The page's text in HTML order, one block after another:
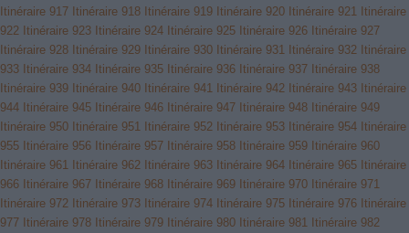
Itinéraire 917 Itinéraire 918 Itinéraire 919 Itinéraire 920 Itinéraire 921 Itinéraire
922 Itinéraire 923 Itinéraire 924 Itinéraire 925 Itinéraire 926 Itinéraire 927
Itinéraire 928 Itinéraire 929 Itinéraire 930 Itinéraire 931 Itinéraire 932 Itinéraire
933 Itinéraire 934 Itinéraire 935 Itinéraire 936 Itinéraire 937 Itinéraire 938
Itinéraire 939 Itinéraire 940 Itinéraire 941 Itinéraire 942 Itinéraire 943 Itinéraire
944 Itinéraire 945 Itinéraire 946 Itinéraire 947 Itinéraire 948 Itinéraire 949
Itinéraire 950 Itinéraire 951 Itinéraire 952 Itinéraire 953 Itinéraire 954 Itinéraire
955 Itinéraire 956 Itinéraire 957 Itinéraire 958 Itinéraire 959 Itinéraire 960
Itinéraire 961 Itinéraire 962 Itinéraire 963 Itinéraire 964 Itinéraire 965 Itinéraire
966 Itinéraire 967 Itinéraire 968 Itinéraire 969 Itinéraire 970 Itinéraire 971
Itinéraire 972 Itinéraire 973 Itinéraire 974 Itinéraire 975 Itinéraire 976 Itinéraire
977 Itinéraire 978 Itinéraire 979 Itinéraire 980 Itinéraire 981 Itinéraire 982